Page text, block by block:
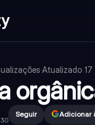
·Atualizado
Seguir Adicionar